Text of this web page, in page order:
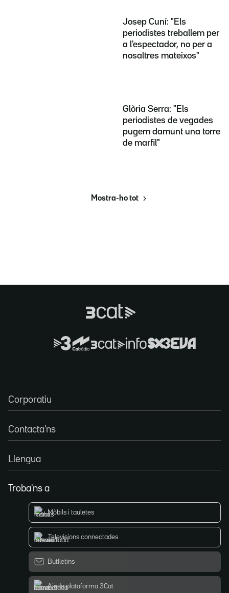
Josep Cuní: "Els
periodistes treballem per
a l'espectador, no per a
nosaltres mateixos"
Glòria Serra: "Els
periodistes de vegades
pugem damunt una torre
de marfil"
Mostra-ho tot
Corporatiu
Contacta'ns
Llengua
Troba'ns a
Mòbils i tauletes
Televisions connectades
Butlletins
Ajuda plataforma 3Cat